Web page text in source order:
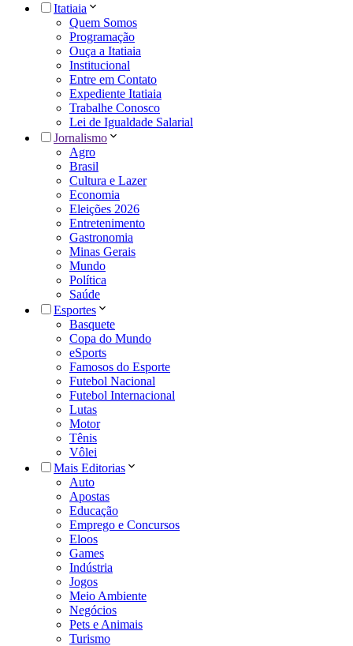
Itatiaia
Quem Somos
Programação
Ouça a Itatiaia
Institucional
Entre em Contato
Expediente Itatiaia
Trabalhe Conosco
Lei de Igualdade Salarial
Jornalismo
Agro
Brasil
Cultura e Lazer
Economia
Eleições 2026
Entretenimento
Gastronomia
Minas Gerais
Mundo
Política
Saúde
Esportes
Basquete
Copa do Mundo
eSports
Famosos do Esporte
Futebol Nacional
Futebol Internacional
Lutas
Motor
Tênis
Vôlei
Mais Editorias
Auto
Apostas
Educação
Emprego e Concursos
Eloos
Games
Indústria
Jogos
Meio Ambiente
Negócios
Pets e Animais
Turismo